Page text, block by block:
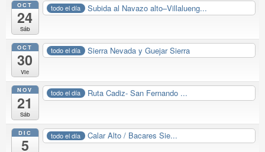
OCT
24
Sáb
todo el día Subida al Navazo alto–Villalueng...
OCT
30
Vie
todo el día Sierra Nevada y Guejar Sierra
NOV
21
Sáb
todo el día Ruta Cadiz- San Fernando ...
DIC
5
todo el día Calar Alto / Bacares Sie...